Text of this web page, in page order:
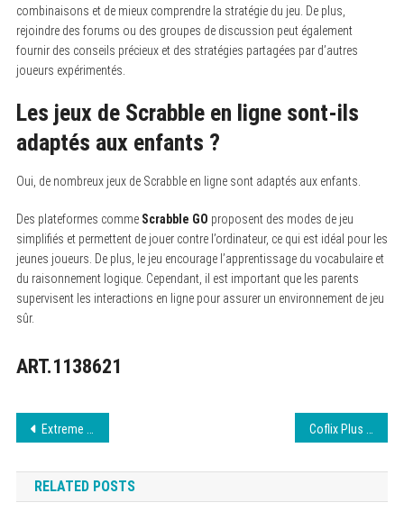
combinaisons et de mieux comprendre la stratégie du jeu. De plus,
rejoindre des forums ou des groupes de discussion peut également
fournir des conseils précieux et des stratégies partagées par d’autres
joueurs expérimentés.
Les jeux de Scrabble en ligne sont-ils
adaptés aux enfants ?
Oui, de nombreux jeux de Scrabble en ligne sont adaptés aux enfants.
Des plateformes comme Scrabble GO proposent des modes de jeu
simplifiés et permettent de jouer contre l’ordinateur, ce qui est idéal pour les
jeunes joueurs. De plus, le jeu encourage l’apprentissage du vocabulaire et
du raisonnement logique. Cependant, il est important que les parents
supervisent les interactions en ligne pour assurer un environnement de jeu
sûr.
ART.1138621
Navigation
de
l’article
Extreme Download : L’impact des VPN sur le téléchargement
RELATED POSTS